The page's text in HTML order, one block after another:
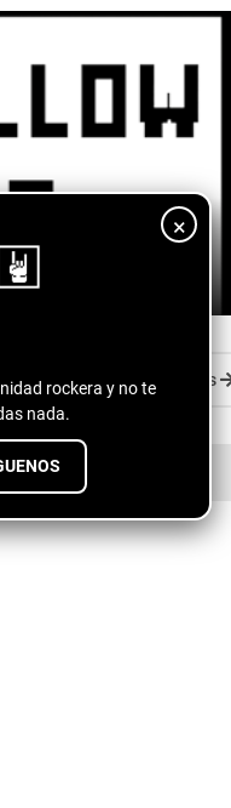
×
rockera y no te
nada.
M - Tiempo
July 11, 2026
Entradas antiguas